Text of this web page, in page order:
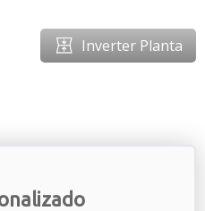
Inverter Planta